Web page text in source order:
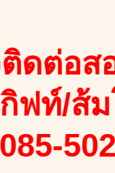
ดต่อส
กิฟท์/ส้